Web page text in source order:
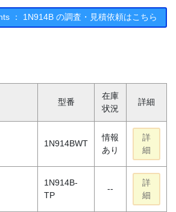
： 1N914B の調査・見積依頼はこちら
型番
在庫
状況
詳細
1N914BWT
情報
あり
詳
細
1N914B-
TP
--
詳
細